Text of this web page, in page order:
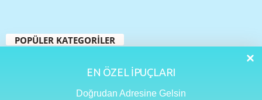
EN ÖZEL İPUÇLARI
Doğrudan Adresine Gelsin
POPÜLER KATEGORİLER
109